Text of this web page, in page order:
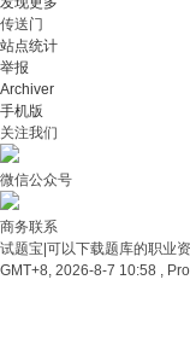
传送门
站点统计
举报
Archiver
手机版
关注我们
微信公众号
商务联系
试题宝|可以下载题库的职业
GMT+8, 2026-8-7 10:58 ,